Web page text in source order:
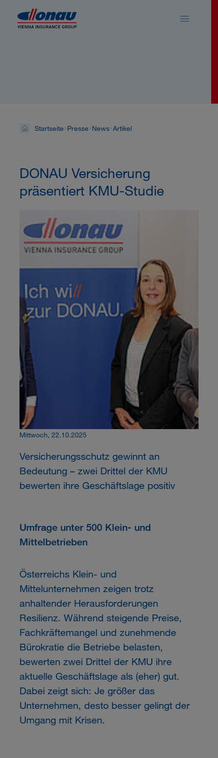
Startseite Presse News Artikel
DONAU Versicherung
präsentiert KMU-Studie
Mittwoch, 22.10.2025
Versicherungsschutz gewinnt an
Bedeutung – zwei Drittel der KMU
bewerten ihre Geschäftslage positiv
Umfrage unter 500 Klein- und
Mittelbetrieben
Österreichs Klein- und
Mittelunternehmen zeigen trotz
anhaltender Herausforderungen
Resilienz. Während steigende Preise,
Fachkräftemangel und zunehmende
Bürokratie die Betriebe belasten,
bewerten zwei Drittel der KMU ihre
aktuelle Geschäftslage als (eher) gut.
Dabei zeigt sich: Je größer das
Unternehmen, desto besser gelingt der
Umgang mit Krisen.